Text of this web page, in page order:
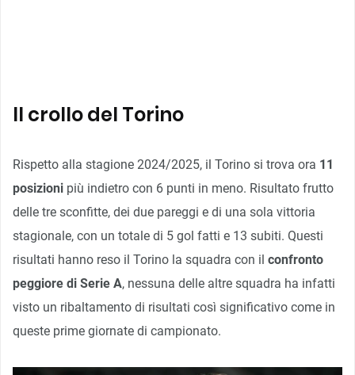
Il crollo del Torino
Rispetto alla stagione 2024/2025, il Torino si trova ora 11
posizioni più indietro con 6 punti in meno. Risultato frutto
delle tre sconfitte, dei due pareggi e di una sola vittoria
stagionale, con un totale di 5 gol fatti e 13 subiti. Questi
risultati hanno reso il Torino la squadra con il confronto
peggiore di Serie A, nessuna delle altre squadra ha infatti
visto un ribaltamento di risultati così significativo come in
queste prime giornate di campionato.